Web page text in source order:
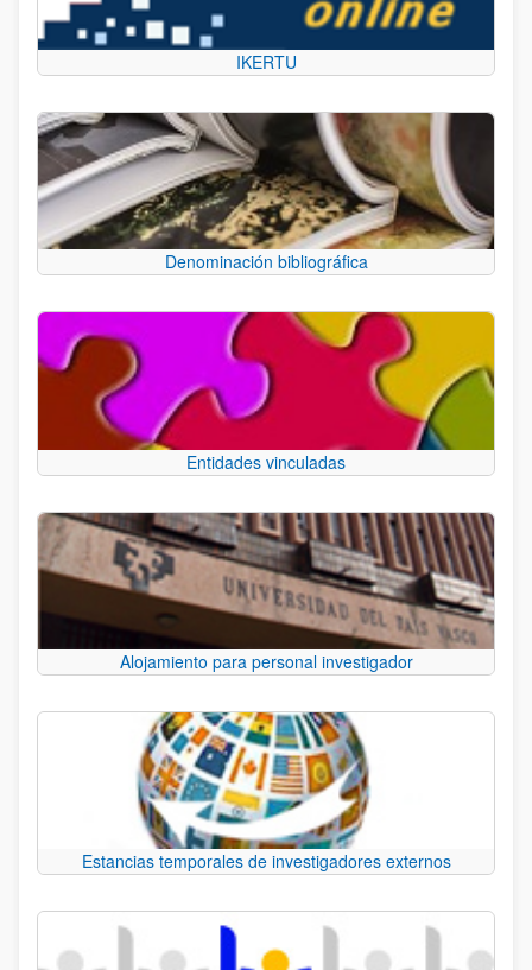
IKERTU
Denominación bibliográfica
Entidades vinculadas
Alojamiento para personal investigador
Estancias temporales de investigadores externos